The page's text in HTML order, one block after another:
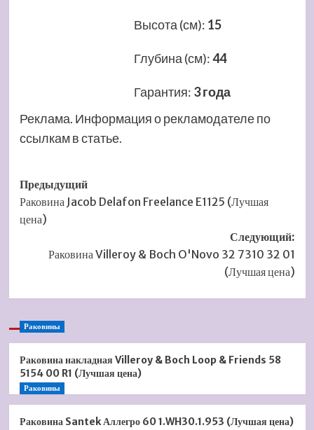
Высота (см): 15
Глубина (см):44
Гарантия: 3 года
Реклама. Информация о рекламодателе по
ссылкам в статье.
Навигация
записи
Предыдущий
Раковина Jacob Delafon Freelance E1125 (Лучшая
цена)
Следующий:
Раковина Villeroy & Boch O'Novo 32 7310 32 01
(Лучшая цена)
Раковины
Раковина накладная Villeroy & Boch Loop & Friends 58
5154 00 R1 (Лучшая цена)
Раковины
Раковина Santek Аллегро 60 1.WH30.1.953 (Лучшая цена)